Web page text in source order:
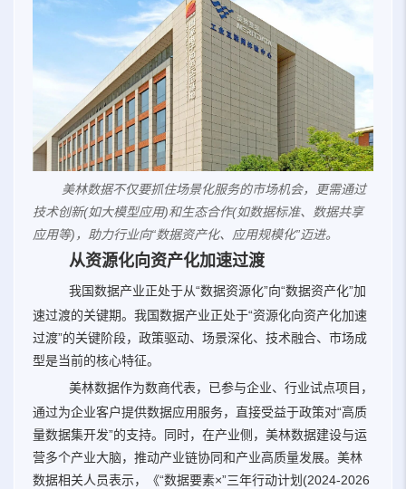
美林数据不仅要抓住场景化服务的市场机会，更需通过
技术创新(如大模型应用)和生态合作(如数据标准、数据共享
应用等)，助力行业向“数据资产化、应用规模化”迈进。
从资源化向资产化加速过渡
我国数据产业正处于从“数据资源化”向“数据资产化”加
速过渡的关键期。我国数据产业正处于“资源化向资产化加速
过渡”的关键阶段，政策驱动、场景深化、技术融合、市场成
型是当前的核心特征。
美林数据作为数商代表，已参与企业、行业试点项目，
通过为企业客户提供数据应用服务，直接受益于政策对“高质
量数据集开发”的支持。同时，在产业侧，美林数据建设与运
营多个产业大脑，推动产业链协同和产业高质量发展。美林
数据相关人员表示，《“数据要素×”三年行动计划(2024-2026